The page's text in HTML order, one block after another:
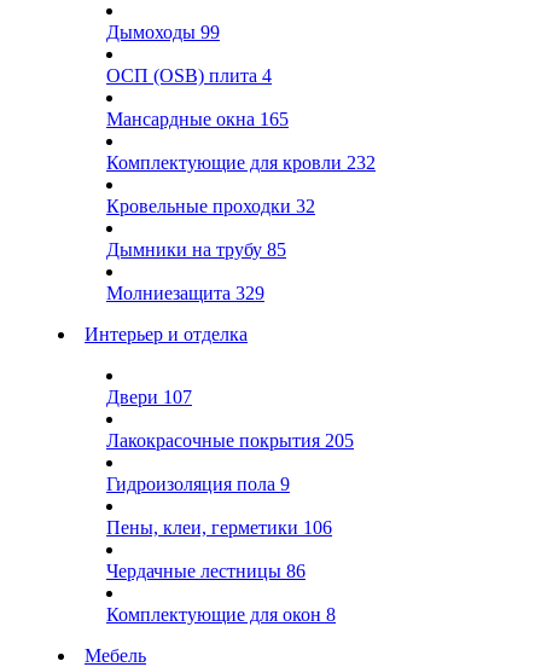
Дымоходы 99
ОСП (OSB) плита 4
Мансардные окна 165
Комплектующие для кровли 232
Кровельные проходки 32
Дымники на трубу 85
Молниезащита 329
Интерьер и отделка
Двери 107
Лакокрасочные покрытия 205
Гидроизоляция пола 9
Пены, клеи, герметики 106
Чердачные лестницы 86
Комплектующие для окон 8
Мебель